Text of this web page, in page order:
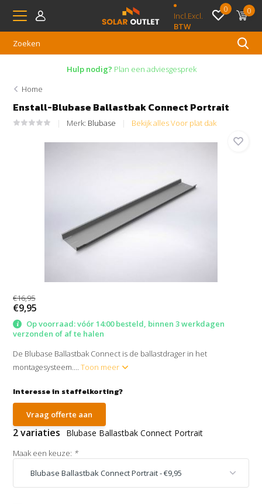
Incl.Excl.
BTW
0 0
Hulp nodig? Plan een adviesgesprek
Home
Enstall-Blubase Ballastbak Connect Portrait
Merk: Blubase Bekijk alles Voor plat dak
€16,95
€9,95
Op voorraad: vóór 14:00 besteld, binnen 3 werkdagen
verzonden of af te halen
De Blubase Ballastbak Connect is de ballastdrager in het
montagesysteem....Toon meer
Interesse in staffelkorting?
Vraag offerte aan
2 variaties Blubase Ballastbak Connect Portrait
Maak een keuze: *